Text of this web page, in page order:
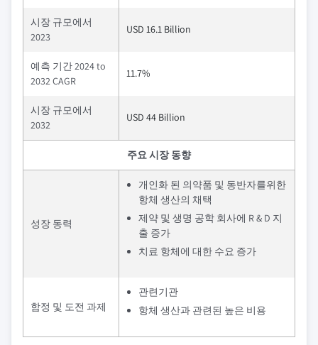
시장 규모에서
2023
USD 16.1 Billion
예측 기간 2024 to
2032 CAGR
11.7%
시장 규모에서
2032
USD 44 Billion
주요 시장 동향
성장 동력
개인화 된 의약품 및 동반자를위한
항체 생산의 채택
제약 및 생명 공학 회사에 R & D 지
출 증가
치료 항체에 대한 수요 증가
함정 및 도전 과제
관련기관
항체 생산과 관련된 높은 비용